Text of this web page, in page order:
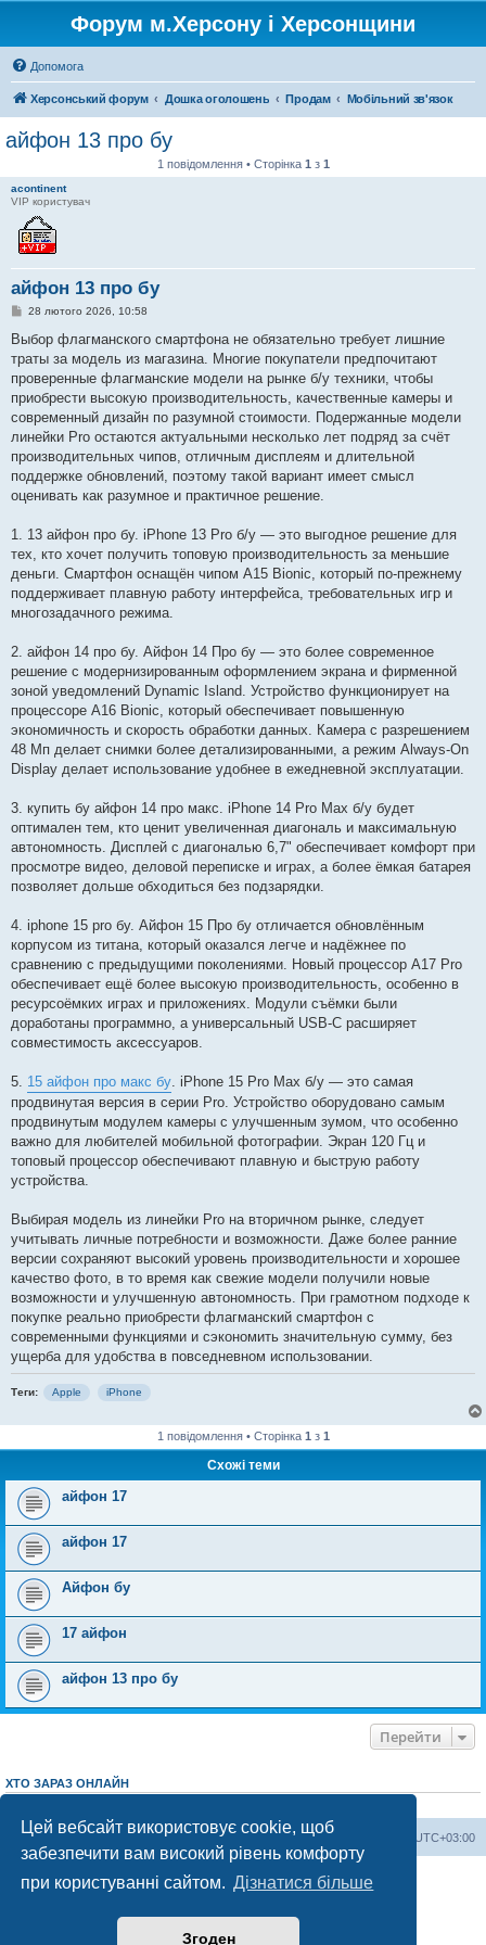
Цей вебсайт використовує cookie, щоб
забезпечити вам високий рівень комфорту
при користуванні сайтом. Дізнатися більше
Згоден
Форум м.Херсону і Херсонщини
Допомога
Херсонський форум Дошка оголошень Продам Мобільний зв'язок
айфон 13 про бу
1 повідомлення • Сторінка 1 з 1
acontinent
VIP користувач
айфон 13 про бу
П
в
д
о
л
е
н
я
28 лютого 2026, 10:58
Выбор флагманского смартфона не обязательно требует лишние
траты за модель из магазина. Многие покупатели предпочитают
проверенные флагманские модели на рынке б/у техники, чтобы
приобрести высокую производительность, качественные камеры и
современный дизайн по разумной стоимости. Подержанные модели
линейки Pro остаются актуальными несколько лет подряд за счёт
производительных чипов, отличным дисплеям и длительной
поддержке обновлений, поэтому такой вариант имеет смысл
оценивать как разумное и практичное решение.
1. 13 айфон про бу. iPhone 13 Pro б/у — это выгодное решение для
тех, кто хочет получить топовую производительность за меньшие
деньги. Смартфон оснащён чипом A15 Bionic, который по-прежнему
поддерживает плавную работу интерфейса, требовательных игр и
многозадачного режима.
2. айфон 14 про бу. Айфон 14 Про бу — это более современное
решение с модернизированным оформлением экрана и фирменной
зоной уведомлений Dynamic Island. Устройство функционирует на
процессоре A16 Bionic, который обеспечивает повышенную
экономичность и скорость обработки данных. Камера с разрешением
48 Мп делает снимки более детализированными, а режим Always-On
Display делает использование удобнее в ежедневной эксплуатации.
3. купить бу айфон 14 про макс. iPhone 14 Pro Max б/у будет
оптимален тем, кто ценит увеличенная диагональ и максимальную
автономность. Дисплей с диагональю 6,7" обеспечивает комфорт при
просмотре видео, деловой переписке и играх, а более ёмкая батарея
позволяет дольше обходиться без подзарядки.
4. iphone 15 pro бу. Айфон 15 Про бу отличается обновлённым
корпусом из титана, который оказался легче и надёжнее по
сравнению с предыдущими поколениями. Новый процессор A17 Pro
обеспечивает ещё более высокую производительность, особенно в
ресурсоёмких играх и приложениях. Модули съёмки были
доработаны программно, а универсальный USB-C расширяет
совместимость аксессуаров.
5. 15 айфон про макс бу. iPhone 15 Pro Max б/у — это самая
продвинутая версия в серии Pro. Устройство оборудовано самым
продвинутым модулем камеры с улучшенным зумом, что особенно
важно для любителей мобильной фотографии. Экран 120 Гц и
топовый процессор обеспечивают плавную и быструю работу
устройства.
Выбирая модель из линейки Pro на вторичном рынке, следует
учитывать личные потребности и возможности. Даже более ранние
версии сохраняют высокий уровень производительности и хорошее
качество фото, в то время как свежие модели получили новые
возможности и улучшенную автономность. При грамотном подходе к
покупке реально приобрести флагманский смартфон с
современными функциями и сэкономить значительную сумму, без
ущерба для удобства в повседневном использовании.
Теги: Apple iPhone
1 повідомлення • Сторінка 1 з 1
Схожі теми
айфон 17
айфон 17
Айфон бу
17 айфон
айфон 13 про бу
Перейти
ХТО ЗАРАЗ ОНЛАЙН
Херсонський форум UTC+03:00
Команда
Працює на phpBB® Forum Software © phpBB Limited
Конфіденційність